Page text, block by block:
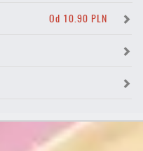
Od 10.90 PLN